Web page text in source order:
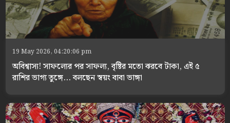
19 May 2026, 04:20:06 pm
অবিশ্বাস্য! সাফল্যের পর সাফল্য, বৃষ্টির মতো ঝরবে টাকা, এই ৫
রাশির ভাগ্য তুঙ্গে... বলছেন স্বয়ং বাবা ভাঙ্গা